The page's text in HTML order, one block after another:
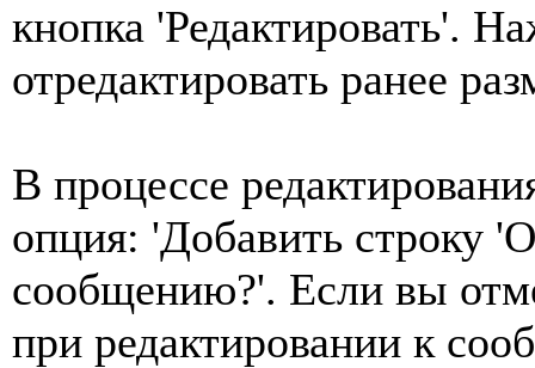
кнопка 'Редактировать'.
отредактировать ранее
В процессе
опция: 'Добавить строку
сообщению?'. Если вы
при редактировании к